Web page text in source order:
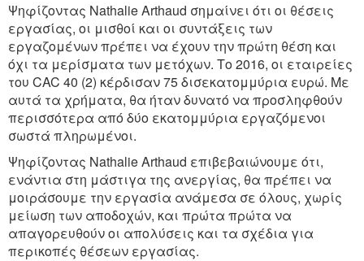
Ψηφίζοντας Nathalie Arthaud σημαίνει ότι οι θέσεις
εργασίας, οι μισθοί και οι συντάξεις των
εργαζομένων πρέπει να έχουν την πρώτη θέση και
όχι τα μερίσματα των μετόχων. Το 2016, οι εταιρείες
του CAC 40 (2) κέρδισαν 75 δισεκατομμύρια ευρώ. Με
αυτά τα χρήματα, θα ήταν δυνατό να προσληφθούν
περισσότερα από δύο εκατομμύρια εργαζόμενοι
σωστά πληρωμένοι.
Ψηφίζοντας Nathalie Arthaud επιβεβαιώνουμε ότι,
ενάντια στη μάστιγα της ανεργίας, θα πρέπει να
μοιράσουμε την εργασία ανάμεσα σε όλους, χωρίς
μείωση των αποδοχών, και πρώτα πρώτα να
απαγορευθούν οι απολύσεις και τα σχέδια για
περικοπές θέσεων εργασίας.